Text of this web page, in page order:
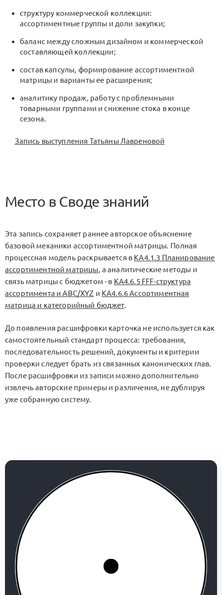
структуру коммерческой коллекции:
ассортиментные группы и доли закупки;
баланс между сложным дизайном и коммерческой
составляющей коллекции;
состав капсулы, формирование ассортиментной
матрицы и варианты ее расширения;
аналитику продаж, работу с проблемными
товарными группами и снижение стока в конце
сезона.
Запись выступления Татьяны Лавреновой
Место в Своде знаний
Эта запись сохраняет раннее авторское объяснение
базовой механики ассортиментной матрицы. Полная
процессная модель раскрывается в KA4.1.3 Планирование
ассортиментной матрицы, а аналитические методы и
связь матрицы с бюджетом - в KA4.6.5 FFF-структура
ассортимента и ABC/XYZ и KA4.6.6 Ассортиментная
матрица и категорийный бюджет.
До появления расшифровки карточка не используется как
самостоятельный стандарт процесса: требования,
последовательность решений, документы и критерии
проверки следует брать из связанных канонических глав.
После расшифровки из записи можно дополнительно
извлечь авторские примеры и различения, не дублируя
уже собранную систему.